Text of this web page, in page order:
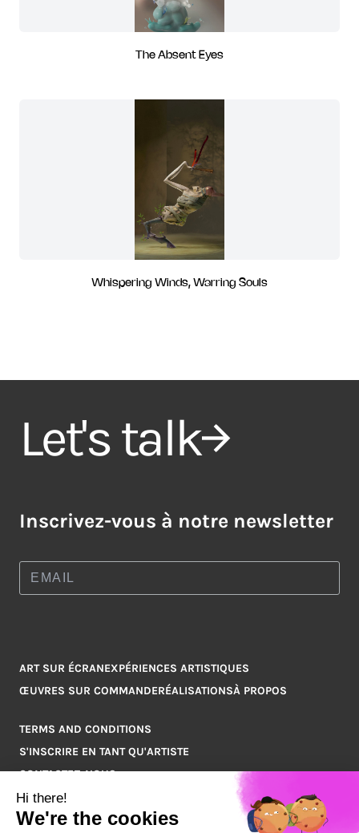
The Absent Eyes
Whispering Winds, Warring Souls
Let's talk
Inscrivez-vous à notre newsletter
ART SUR ÉCRANEXPÉRIENCES ARTISTIQUES
ŒUVRES SUR COMMANDERÉALISATIONSÀ PROPOS
TERMS AND CONDITIONS
S'INSCRIRE EN TANT QU'ARTISTE
CONTACTEZ-NOUS
Q&A